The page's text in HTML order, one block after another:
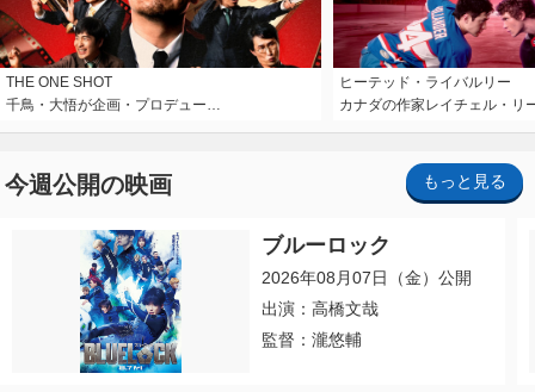
THE ONE SHOT
千鳥・大悟が企画・プロデュー…
ヒーテッド・ライバルリー
カナダの作家レイチェル・リ
今週公開の映画 もっと見る
ブルーロック
2026年08月07日（金）公開
出演：高橋文哉
監督：瀧悠輔